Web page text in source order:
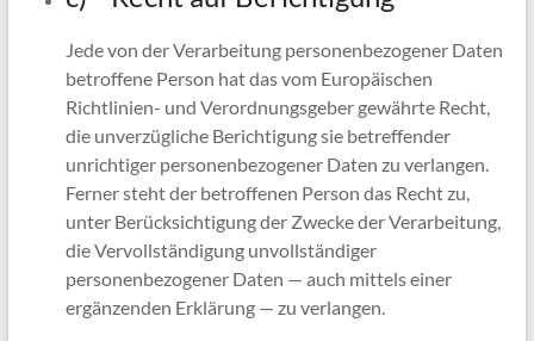
Jede von der Verarbeitung personenbezogener Daten
betroffene Person hat das vom Europäischen
Richtlinien- und Verordnungsgeber gewährte Recht,
die unverzügliche Berichtigung sie betreffender
unrichtiger personenbezogener Daten zu verlangen.
Ferner steht der betroffenen Person das Recht zu,
unter Berücksichtigung der Zwecke der Verarbeitung,
die Vervollständigung unvollständiger
personenbezogener Daten — auch mittels einer
ergänzenden Erklärung — zu verlangen.